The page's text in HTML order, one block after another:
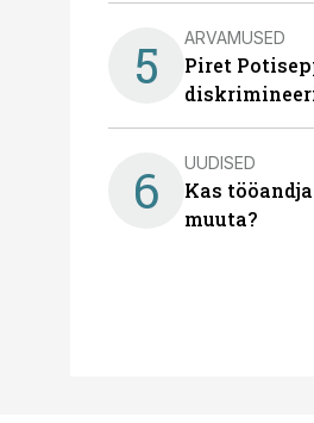
5 ARVAMUSED
Piret
6 UUDISED
Kas
muuta?